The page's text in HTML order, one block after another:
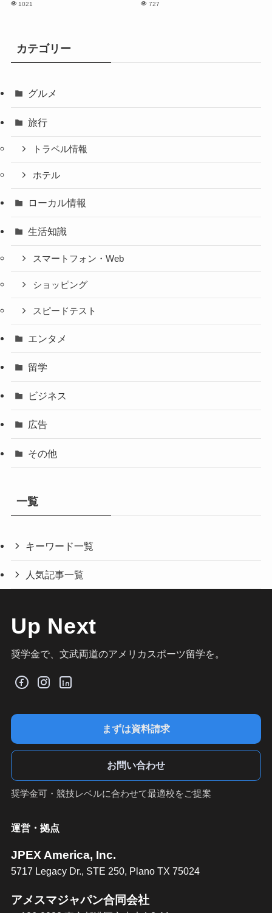
1021 727
カテゴリー
グルメ
旅行
トラベル情報
ホテル
ローカル情報
生活知識
スマートフォン・Web
ショッピング
スピードテスト
エンタメ
留学
ビジネス
広告
その他
一覧
キーワード一覧
人気記事一覧
Up Next
奨学金で、文武両道のアメリカスポーツ留学を。
まずは資料請求
お問い合わせ
奨学金可・競技レベルに合わせて最適校をご提案
運営・拠点
JPEX America, Inc.
5717 Legacy Dr., STE 250, Plano TX 75024
アメスマジャパン合同会社